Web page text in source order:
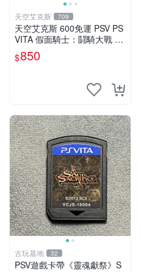
天空艾克斯 709
天空艾克斯 600免運 PSV PS
VITA 假面騎士：鬪騎大戰 創
生 普通版 純日版
$850
古玩基地 32
PSV遊戲卡帶《靈魂獻祭》S